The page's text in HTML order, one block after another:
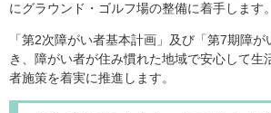
にグラウンド・ゴルフ場の整備に着手します。
「第2次障がい者基本計画」及び「第7期障
き、障がい者が住み慣れた地域で安心して生
者施策を着実に推進します。